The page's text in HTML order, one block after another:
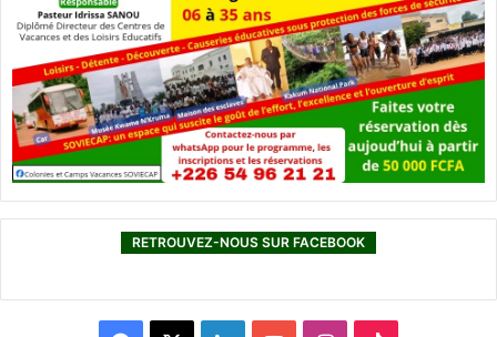
RETROUVEZ-NOUS SUR FACEBOOK